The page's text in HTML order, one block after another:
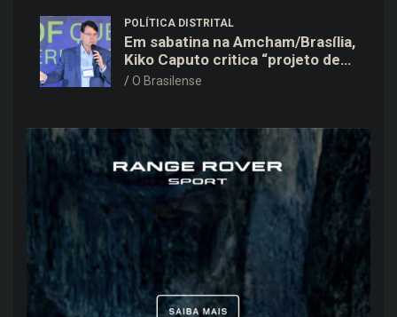
POLÍTICA DISTRITAL
Em sabatina na Amcham/Brasília,
Kiko Caputo critica “projeto de
poder personalístico” e prioriza
O Brasilense